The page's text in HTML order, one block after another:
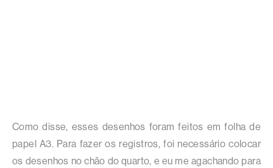
Como disse, esses desenhos foram feitos em folha de
papel A3. Para fazer os registros, foi necessário colocar
os desenhos no chão do quarto, e eu me agachando para